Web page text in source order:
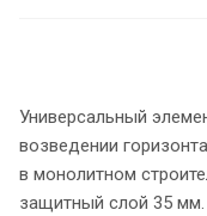
Универсальный
возведении
в монолитном
защитный слой 35 мм.